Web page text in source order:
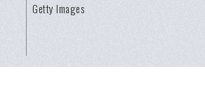
Getty Images